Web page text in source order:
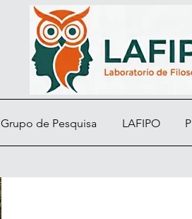
Grupo de Pesquisa LAFIPO